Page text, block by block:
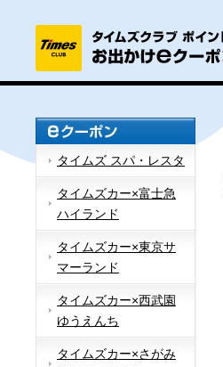
タイムズ スパ・レスタ
タイムズカー×富士急
ハイランド
タイムズカー×東京サ
マーランド
タイムズカー×西武園
ゆうえんち
タイムズカー×さがみ